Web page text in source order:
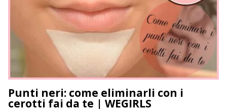
Punti neri: come eliminarli con i
cerotti fai da te | WEGIRLS